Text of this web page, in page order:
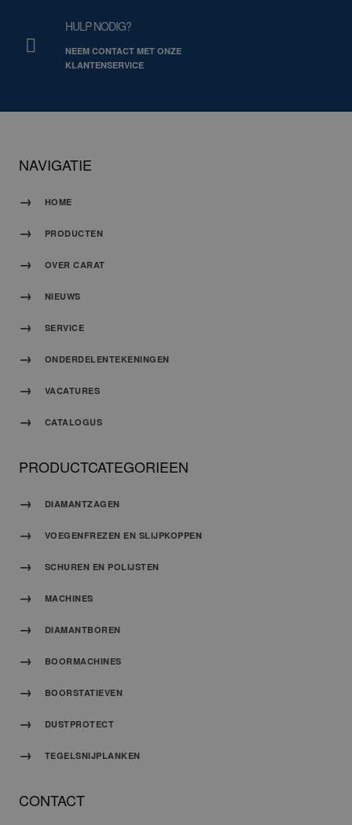
HULP NODIG?
NEEM CONTACT MET ONZE
KLANTENSERVICE
NAVIGATIE
HOME
PRODUCTEN
OVER CARAT
NIEUWS
SERVICE
ONDERDELENTEKENINGEN
VACATURES
CATALOGUS
PRODUCTCATEGORIEEN
DIAMANTZAGEN
VOEGENFREZEN EN SLIJPKOPPEN
SCHUREN EN POLIJSTEN
MACHINES
DIAMANTBOREN
BOORMACHINES
BOORSTATIEVEN
DUSTPROTECT
TEGELSNIJPLANKEN
CONTACT